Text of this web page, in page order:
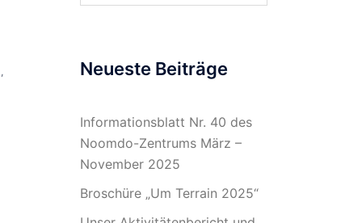
,
Neueste Beiträge
Informationsblatt Nr. 40 des
Noomdo-Zentrums März –
November 2025
Broschüre „Um Terrain 2025“